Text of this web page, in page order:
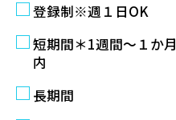
登録制※週１日OK
短期間＊1週間～１か月
内
長期間